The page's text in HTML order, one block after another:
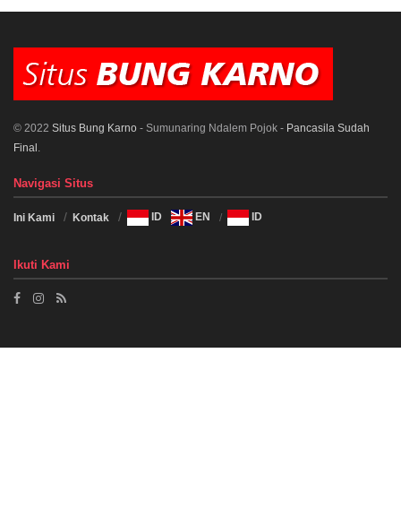
© 2022 Situs Bung Karno - Sumunaring Ndalem Pojok - Pancasila Sudah
Final
Navigasi Situs
Ini Kami Kontak ID EN ID
Ikuti Kami